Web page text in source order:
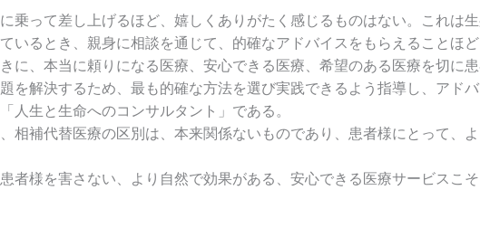
乗って差し上げるほど、嬉しくありがたく感じるものはない。これは
いるとき、親身に相談を通じて、的確なアドバイスをもらえることほ
に、本当に頼りになる医療、安心できる医療、希望のある医療を切に患
を解決するため、最も的確な方法を選び実践できるよう指導し、アド
人生と生命へのコンサルタント」である。
相補代替医療の区別は、本来関係ないものであり、患者様にとって、
者様を害さない、より自然で効果がある、安心できる医療サービスこ